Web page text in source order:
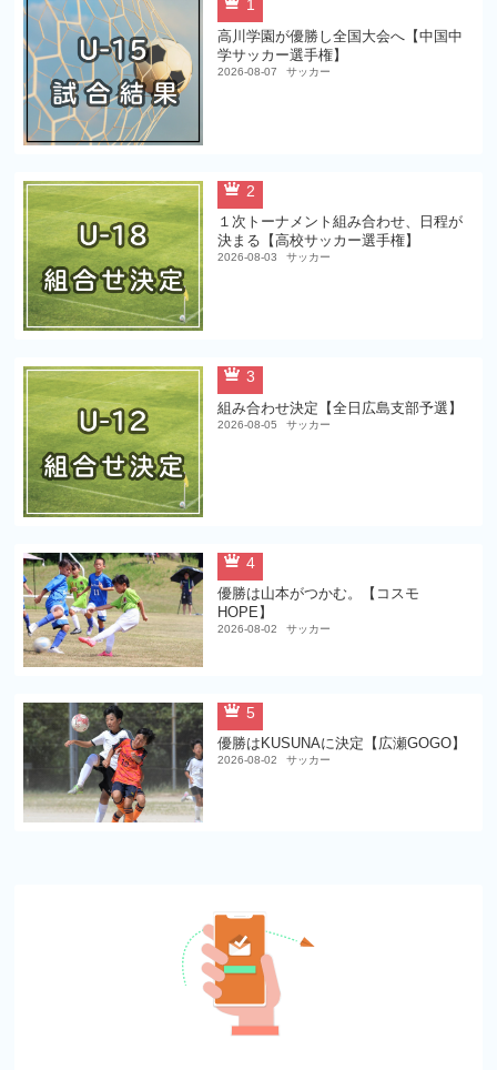
1
高川学園が優勝し全国大会へ【中国中
学サッカー選手権】
2026-08-07 サッカー
2
１次トーナメント組み合わせ、日程が
決まる【高校サッカー選手権】
2026-08-03 サッカー
3
組み合わせ決定【全日広島支部予選】
2026-08-05 サッカー
4
優勝は山本がつかむ。【コスモ
HOPE】
2026-08-02 サッカー
5
優勝はKUSUNAに決定【広瀬GOGO】
2026-08-02 サッカー